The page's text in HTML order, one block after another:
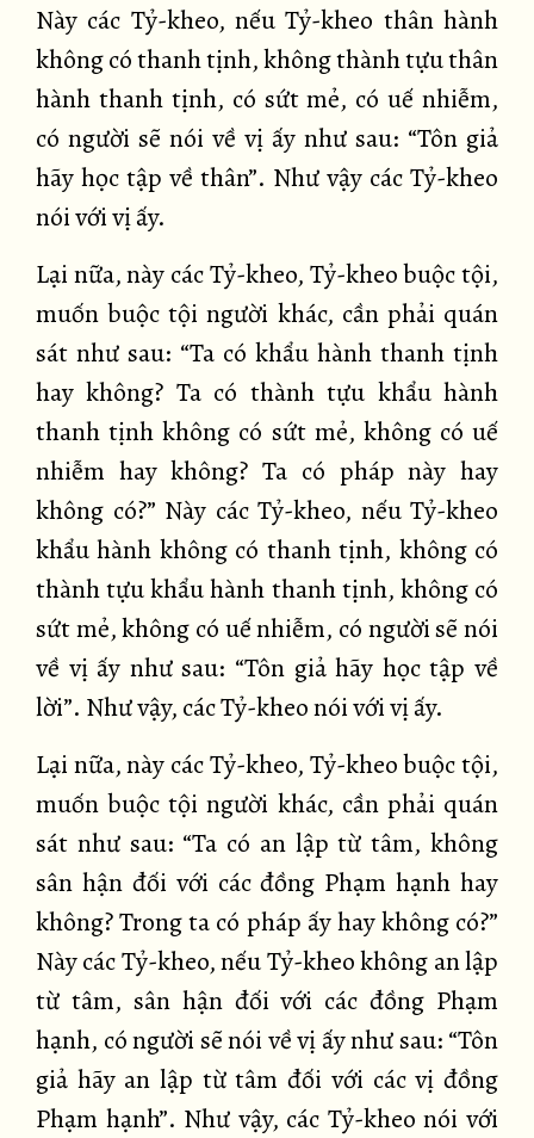
Này các Tỷ-kheo, nếu Tỷ-kheo thân hành
không có thanh tịnh, không thành tựu thân
hành thanh tịnh, có sứt mẻ, có uế nhiễm,
có người sẽ nói về vị ấy như sau: “Tôn giả
hãy học tập về thân”. Như vậy các Tỷ-kheo
nói với vị ấy.
Lại nữa, này các Tỷ-kheo, Tỷ-kheo buộc tội,
muốn buộc tội người khác, cần phải quán
sát như sau: “Ta có khẩu hành thanh tịnh
hay không? Ta có thành tựu khẩu hành
thanh tịnh không có sứt mẻ, không có uế
nhiễm hay không? Ta có pháp này hay
không có?” Này các Tỷ-kheo, nếu Tỷ-kheo
khẩu hành không có thanh tịnh, không có
thành tựu khẩu hành thanh tịnh, không có
sứt mẻ, không có uế nhiễm, có người sẽ nói
về vị ấy như sau: “Tôn giả hãy học tập về
lời”. Như vậy, các Tỷ-kheo nói với vị ấy.
Lại nữa, này các Tỷ-kheo, Tỷ-kheo buộc tội,
muốn buộc tội người khác, cần phải quán
sát như sau: “Ta có an lập từ tâm, không
sân hận đối với các đồng Phạm hạnh hay
không? Trong ta có pháp ấy hay không có?”
Này các Tỷ-kheo, nếu Tỷ-kheo không an lập
từ tâm, sân hận đối với các đồng Phạm
hạnh, có người sẽ nói về vị ấy như sau: “Tôn
giả hãy an lập từ tâm đối với các vị đồng
Phạm hạnh”. Như vậy, các Tỷ-kheo nói với